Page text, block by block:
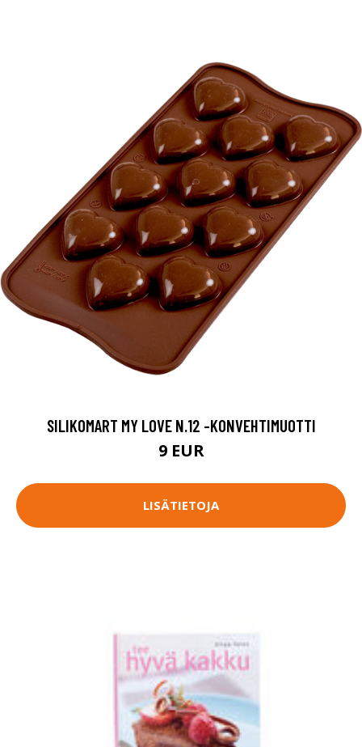
SILIKOMART MY LOVE N.12 -KONVEHTIMUOTTI
9 EUR
LISÄTIETOJA